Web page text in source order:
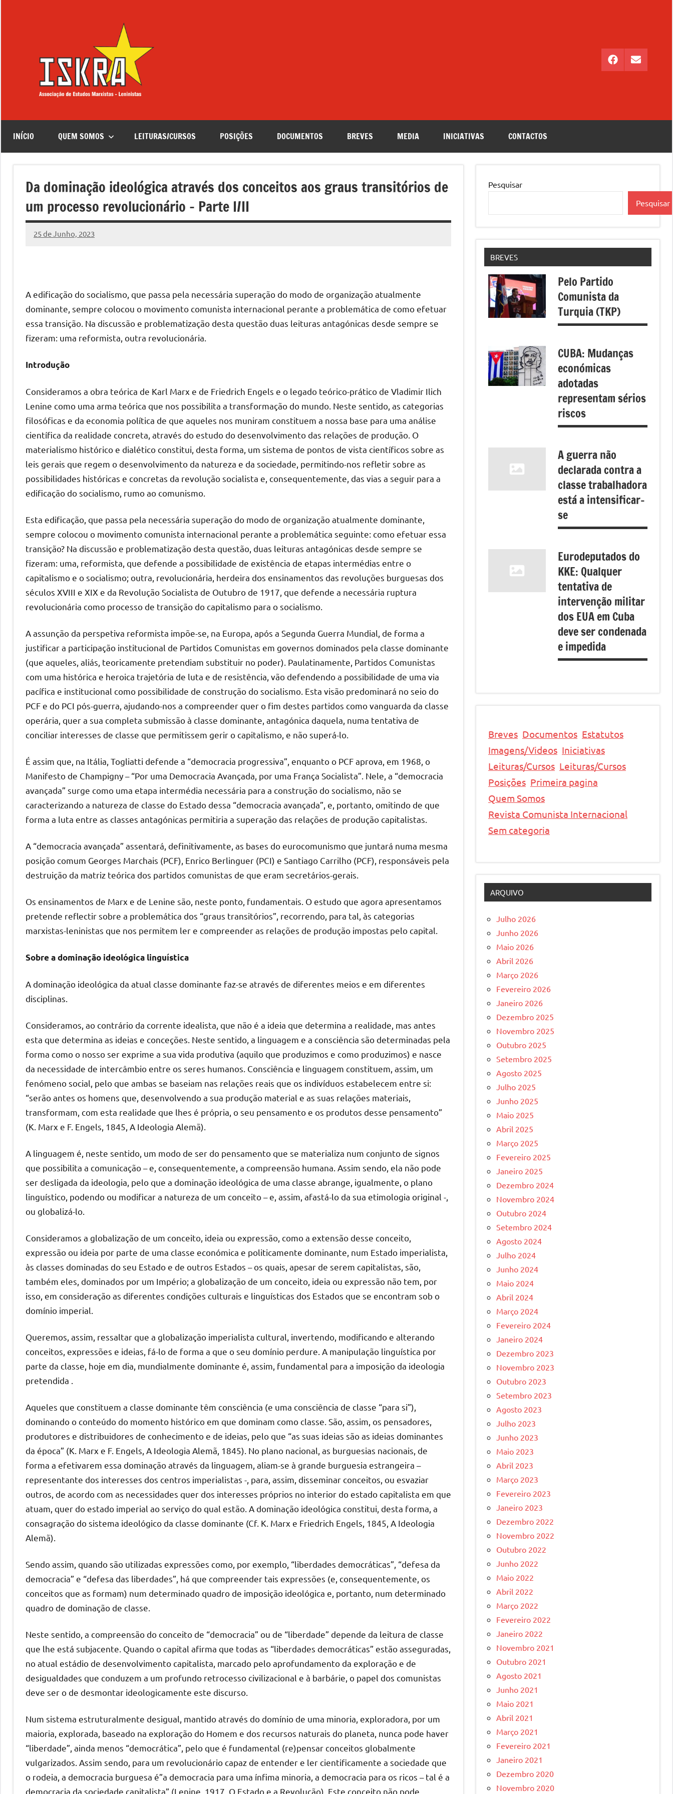
–
Leninistas
Facebook
Email
INÍCIO QUEM SOMOS LEITURAS/CURSOS POSIÇÕES DOCUMENTOS BREVES MEDIA INICIATIVAS CONTACTOS
Da dominação ideológica através dos conceitos aos graus transitórios de
um processo revolucionário – Parte I/II
25 de Junho, 2023
Pedro
A edificação do socialismo, que passa pela necessária superação do modo de organização atualmente
dominante, sempre colocou o movimento comunista internacional perante a problemática de como efetuar
essa transição. Na discussão e problematização desta questão duas leituras antagónicas desde sempre se
fizeram: uma reformista, outra revolucionária.
Introdução
Consideramos a obra teórica de Karl Marx e de Friedrich Engels e o legado teórico-prático de Vladimir Ilich
Lenine como uma arma teórica que nos possibilita a transformação do mundo. Neste sentido, as categorias
filosóficas e da economia política de que aqueles nos muniram constituem a nossa base para uma análise
científica da realidade concreta, através do estudo do desenvolvimento das relações de produção. O
materialismo histórico e dialético constitui, desta forma, um sistema de pontos de vista científicos sobre as
leis gerais que regem o desenvolvimento da natureza e da sociedade, permitindo-nos refletir sobre as
possibilidades históricas e concretas da revolução socialista e, consequentemente, das vias a seguir para a
edificação do socialismo, rumo ao comunismo.
Esta edificação, que passa pela necessária superação do modo de organização atualmente dominante,
sempre colocou o movimento comunista internacional perante a problemática seguinte: como efetuar essa
transição? Na discussão e problematização desta questão, duas leituras antagónicas desde sempre se
fizeram: uma, reformista, que defende a possibilidade de existência de etapas intermédias entre o
capitalismo e o socialismo; outra, revolucionária, herdeira dos ensinamentos das revoluções burguesas dos
séculos XVIII e XIX e da Revolução Socialista de Outubro de 1917, que defende a necessária ruptura
revolucionária como processo de transição do capitalismo para o socialismo.
A assunção da perspetiva reformista impõe-se, na Europa, após a Segunda Guerra Mundial, de forma a
justificar a participação institucional de Partidos Comunistas em governos dominados pela classe dominante
(que aqueles, aliás, teoricamente pretendiam substituir no poder). Paulatinamente, Partidos Comunistas
com uma histórica e heroica trajetória de luta e de resistência, vão defendendo a possibilidade de uma via
pacífica e institucional como possibilidade de construção do socialismo. Esta visão predominará no seio do
PCF e do PCI pós-guerra, ajudando-nos a compreender quer o fim destes partidos como vanguarda da classe
operária, quer a sua completa submissão à classe dominante, antagónica daquela, numa tentativa de
conciliar interesses de classe que permitissem gerir o capitalismo, e não superá-lo.
É assim que, na Itália, Togliatti defende a “democracia progressiva”, enquanto o PCF aprova, em 1968, o
Manifesto de Champigny – “Por uma Democracia Avançada, por uma França Socialista”. Nele, a “democracia
avançada” surge como uma etapa intermédia necessária para a construção do socialismo, não se
caracterizando a natureza de classe do Estado dessa “democracia avançada”, e, portanto, omitindo de que
forma a luta entre as classes antagónicas permitiria a superação das relações de produção capitalistas.
A “democracia avançada” assentará, definitivamente, as bases do eurocomunismo que juntará numa mesma
posição comum Georges Marchais (PCF), Enrico Berlinguer (PCI) e Santiago Carrilho (PCF), responsáveis pela
destruição da matriz teórica dos partidos comunistas de que eram secretários-gerais.
Os ensinamentos de Marx e de Lenine são, neste ponto, fundamentais. O estudo que agora apresentamos
pretende reflectir sobre a problemática dos “graus transitórios”, recorrendo, para tal, às categorias
marxistas-leninistas que nos permitem ler e compreender as relações de produção impostas pelo capital.
Sobre a dominação ideológica linguística
A dominação ideológica da atual classe dominante faz-se através de diferentes meios e em diferentes
disciplinas.
Consideramos, ao contrário da corrente idealista, que não é a ideia que determina a realidade, mas antes
esta que determina as ideias e conceções. Neste sentido, a linguagem e a consciência são determinadas pela
forma como o nosso ser exprime a sua vida produtiva (aquilo que produzimos e como produzimos) e nasce
da necessidade de intercâmbio entre os seres humanos. Consciência e linguagem constituem, assim, um
fenómeno social, pelo que ambas se baseiam nas relações reais que os indivíduos estabelecem entre si:
“serão antes os homens que, desenvolvendo a sua produção material e as suas relações materiais,
transformam, com esta realidade que lhes é própria, o seu pensamento e os produtos desse pensamento”
(K. Marx e F. Engels, 1845, A Ideologia Alemã).
A linguagem é, neste sentido, um modo de ser do pensamento que se materializa num conjunto de signos
que possibilita a comunicação – e, consequentemente, a compreensão humana. Assim sendo, ela não pode
ser desligada da ideologia, pelo que a dominação ideológica de uma classe abrange, igualmente, o plano
linguístico, podendo ou modificar a natureza de um conceito – e, assim, afastá-lo da sua etimologia original -,
ou globalizá-lo.
Consideramos a globalização de um conceito, ideia ou expressão, como a extensão desse conceito,
expressão ou ideia por parte de uma classe económica e politicamente dominante, num Estado imperialista,
às classes dominadas do seu Estado e de outros Estados – os quais, apesar de serem capitalistas, são,
também eles, dominados por um Império; a globalização de um conceito, ideia ou expressão não tem, por
isso, em consideração as diferentes condições culturais e linguísticas dos Estados que se encontram sob o
domínio imperial.
Queremos, assim, ressaltar que a globalização imperialista cultural, invertendo, modificando e alterando
conceitos, expressões e ideias, fá-lo de forma a que o seu domínio perdure. A manipulação linguística por
parte da classe, hoje em dia, mundialmente dominante é, assim, fundamental para a imposição da ideologia
pretendida .
Aqueles que constituem a classe dominante têm consciência (e uma consciência de classe “para si”),
dominando o conteúdo do momento histórico em que dominam como classe. São, assim, os pensadores,
produtores e distribuidores de conhecimento e de ideias, pelo que “as suas ideias são as ideias dominantes
da época” (K. Marx e F. Engels, A Ideologia Alemã, 1845). No plano nacional, as burguesias nacionais, de
forma a efetivarem essa dominação através da linguagem, aliam-se à grande burguesia estrangeira –
representante dos interesses dos centros imperialistas -, para, assim, disseminar conceitos, ou esvaziar
outros, de acordo com as necessidades quer dos interesses próprios no interior do estado capitalista em que
atuam, quer do estado imperial ao serviço do qual estão. A dominação ideológica constitui, desta forma, a
consagração do sistema ideológico da classe dominante (Cf. K. Marx e Friedrich Engels, 1845, A Ideologia
Alemã).
Sendo assim, quando são utilizadas expressões como, por exemplo, “liberdades democráticas”, “defesa da
democracia” e “defesa das liberdades”, há que compreender tais expressões (e, consequentemente, os
conceitos que as formam) num determinado quadro de imposição ideológica e, portanto, num determinado
quadro de dominação de classe.
Neste sentido, a compreensão do conceito de “democracia” ou de “liberdade” depende da leitura de classe
que lhe está subjacente. Quando o capital afirma que todas as “liberdades democráticas” estão asseguradas,
no atual estádio de desenvolvimento capitalista, marcado pelo aprofundamento da exploração e de
desigualdades que conduzem a um profundo retrocesso civilizacional e à barbárie, o papel dos comunistas
deve ser o de desmontar ideologicamente este discurso.
Num sistema estruturalmente desigual, mantido através do domínio de uma minoria, exploradora, por um
maioria, explorada, baseado na exploração do Homem e dos recursos naturais do planeta, nunca pode haver
“liberdade”, ainda menos “democrática”, pelo que é fundamental (re)pensar conceitos globalmente
vulgarizados. Assim sendo, para um revolucionário capaz de entender e ler cientificamente a sociedade que
o rodeia, a democracia burguesa é”a democracia para uma ínfima minoria, a democracia para os ricos – tal é a
democracia da sociedade capitalista” (Lenine, 1917, O Estado e a Revolução). Este conceito não pode,
Pesquisar
Pesquisar
BREVES
Pelo Partido
Comunista da
Turquia (TKP)
CUBA: Mudanças
económicas
adotadas
representam sérios
riscos
A guerra não
declarada contra a
classe trabalhadora
está a intensificar-
se
Eurodeputados do
KKE: Qualquer
tentativa de
intervenção militar
dos EUA em Cuba
deve ser condenada
e impedida
Breves Documentos Estatutos
Imagens/Videos Iniciativas
Leituras/Cursos Leituras/Cursos
Posições Primeira pagina
Quem Somos
Revista Comunista Internacional
Sem categoria
ARQUIVO
Julho 2026
Junho 2026
Maio 2026
Abril 2026
Março 2026
Fevereiro 2026
Janeiro 2026
Dezembro 2025
Novembro 2025
Outubro 2025
Setembro 2025
Agosto 2025
Julho 2025
Junho 2025
Maio 2025
Abril 2025
Março 2025
Fevereiro 2025
Janeiro 2025
Dezembro 2024
Novembro 2024
Outubro 2024
Setembro 2024
Agosto 2024
Julho 2024
Junho 2024
Maio 2024
Abril 2024
Março 2024
Fevereiro 2024
Janeiro 2024
Dezembro 2023
Novembro 2023
Outubro 2023
Setembro 2023
Agosto 2023
Julho 2023
Junho 2023
Maio 2023
Abril 2023
Março 2023
Fevereiro 2023
Janeiro 2023
Dezembro 2022
Novembro 2022
Outubro 2022
Junho 2022
Maio 2022
Abril 2022
Março 2022
Fevereiro 2022
Janeiro 2022
Novembro 2021
Outubro 2021
Agosto 2021
Junho 2021
Maio 2021
Abril 2021
Março 2021
Fevereiro 2021
Janeiro 2021
Dezembro 2020
Novembro 2020